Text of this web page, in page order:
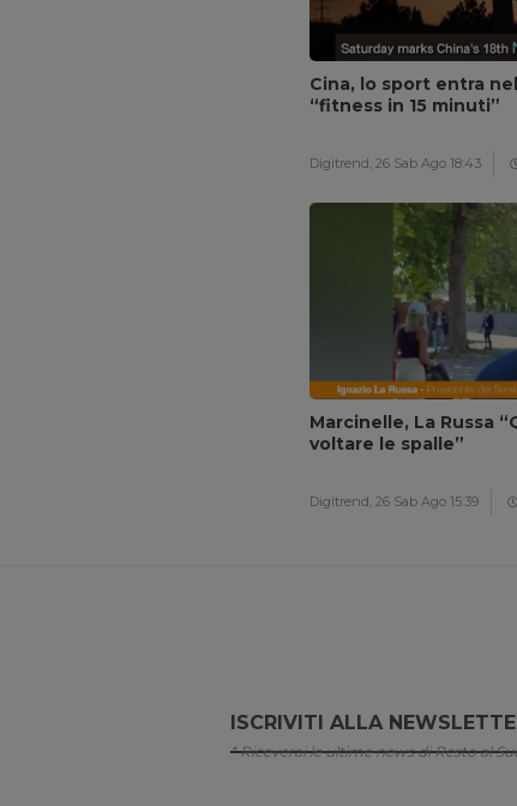
Cina, lo sport entra
“fitness in 15 minuti”
Digitrend, 26 Sab Ago 18:43
Marcinelle, La Russa
voltare le spalle”
Digitrend, 26 Sab Ago 15:39
ISCRIVITI ALLA
* Riceverai le ultime news di Resto al